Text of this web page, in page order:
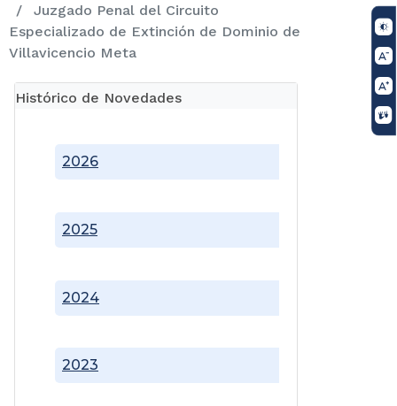
Juzgado Penal del Circuito
Especializado de Extinción de Dominio de
Villavicencio Meta
Histórico de Novedades
2023
2024
2025
2026